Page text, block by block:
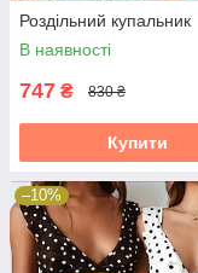
Роздільний купальник
В наявності
747 ₴ 830 ₴
Купити
–10%